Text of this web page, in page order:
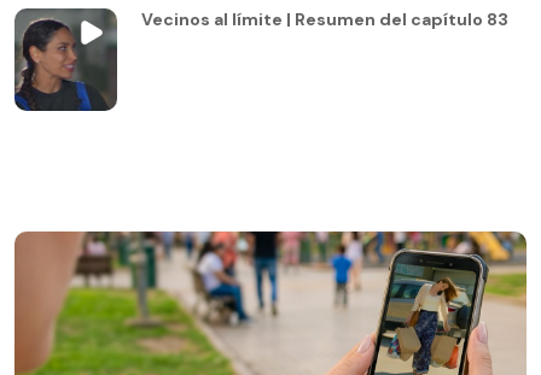
Vecinos al límite | Resumen del capítulo 83